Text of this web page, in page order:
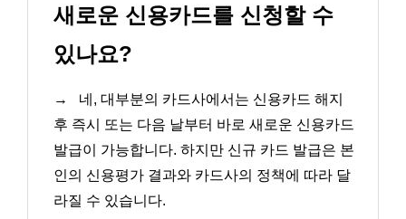
새로운 신용카드를 신청할 수
있나요?
→
네, 대부분의 카드사에서는 신용카드 해지
후 즉시 또는 다음 날부터 바로 새로운 신용카드
발급이 가능합니다. 하지만 신규 카드 발급은 본
인의 신용평가 결과와 카드사의 정책에 따라 달
라질 수 있습니다.